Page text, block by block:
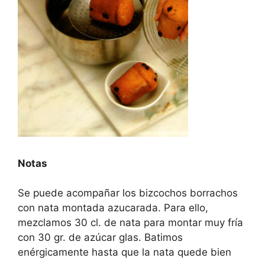
Notas
Se puede acompañar los bizcochos borrachos
con nata montada azucarada. Para ello,
mezclamos 30 cl. de nata para montar muy fría
con 30 gr. de azúcar glas. Batimos
enérgicamente hasta que la nata quede bien